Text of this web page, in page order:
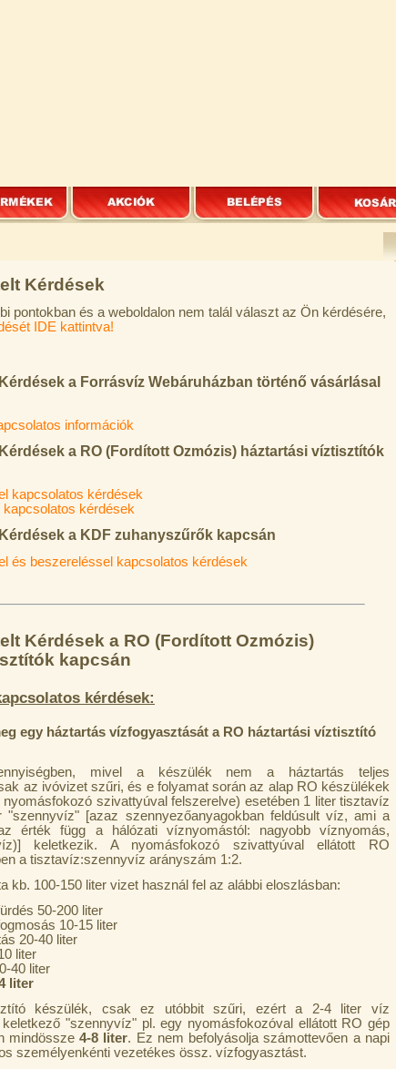
Kérdések
pontokban és a weboldalon nem talál választ az Ön kérdésére,
IDE kattintva!
a Forrásvíz Webáruházban történő vásárlásal
információk
a RO (Fordított Ozmózis) háztartási víztisztítók
kapcsolatos kérdések
kapcsolatos kérdések
a KDF zuhanyszűrők kapcsán
és beszereléssel kapcsolatos kérdések
Kérdések a RO (Fordított Ozmózis)
kapcsán
kérdések:
egy háztartás vízfogyasztását a RO háztartási víztisztító
mivel a készülék nem a háztartás teljes
az ivóvizet szűri, és e folyamat során az alap RO készülékek
szivattyúval felszerelve) esetében 1 liter tisztavíz
"szennyvíz" [azaz szennyezőanyagokban feldúsult víz, ami a
érték függ a hálózati víznyomástól: nagyobb víznyomás,
keletkezik. A nyomásfokozó szivattyúval ellátott RO
a tisztavíz:szennyvíz arányszám 1:2.
kb. 100-150 liter vizet használ fel az alábbi eloszlásban:
50-200 liter
10-15 liter
20-40 liter
liter
40 liter
liter
készülék, csak ez utóbbit szűri, ezért a 2-4 liter víz
"szennyvíz" pl. egy nyomásfokozóval ellátott RO gép
mindössze4-8 liter. Ez nem befolyásolja számottevően a napi
személyenkénti vezetékes össz. vízfogyasztást.